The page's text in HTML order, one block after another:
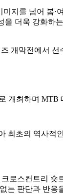
지를 넘어 봄
더욱 강화
개최하며
최초의 역사
로스컨트리
판단과 반